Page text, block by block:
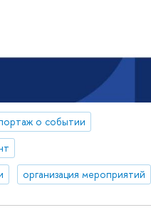
о событии
организация мероприятий